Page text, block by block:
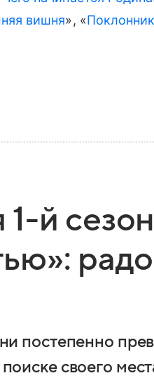
вишня», «Поклонник
й
постепенно
своего